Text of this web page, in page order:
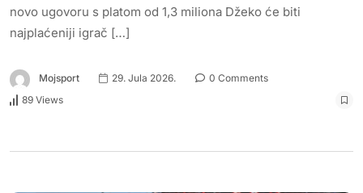
novo ugovoru s platom od 1,3 miliona Džeko će biti
najplaćeniji igrač […]
Mojsport 29. Jula 2026.
0 Comments
89 Views